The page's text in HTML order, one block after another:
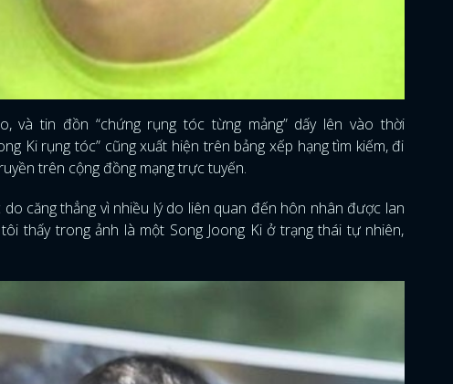
và tin đồn “chứng rụng tóc từng mảng” dấy lên vào thời
Ki rụng tóc” cũng xuất hiện trên bảng xếp hạng tìm kiếm, đi
trên cộng đồng mạng trực tuyến.
căng thẳng vì nhiều lý do liên quan đến hôn nhân được lan
thấy trong ảnh là một Song Joong Ki ở trạng thái tự nhiên,